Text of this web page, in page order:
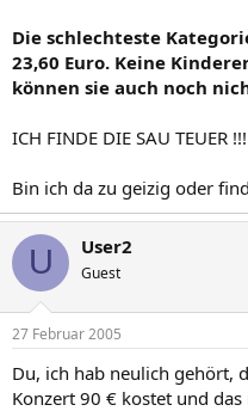
Die schlechteste
23,60 Euro. Keine
können sie auch noch
ICH FINDE DIE SAU TEUER !!!
Bin ich da zu geizig oder
U User2
Guest
27 Februar 2005
Du, ich hab neulich gehört,
Konzert 90 € kostet und